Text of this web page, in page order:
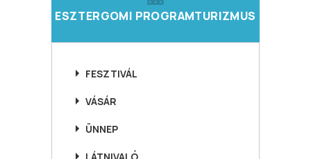
ESZTERGOMI PROGRAMTURIZMUS
FESZTIVÁL
VÁSÁR
ÜNNEP
LÁTNIVALÓ